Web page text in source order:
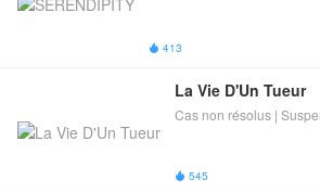
 413
La Vie D'Un Tueur
Cas non résolus |
 545